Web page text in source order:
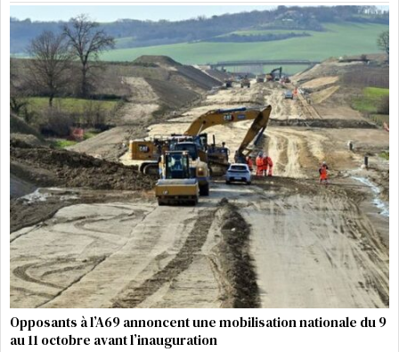
Opposants à l’A69 annoncent une mobilisation nationale du 9
au 11 octobre avant l’inauguration